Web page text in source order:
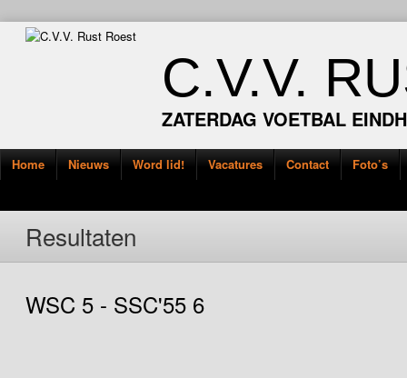
C.V.V.
ZATERDAG VOETBAL
Home Nieuws Word lid! Vacatures Contact Foto’s
Resultaten
WSC 5 - SSC'55 6